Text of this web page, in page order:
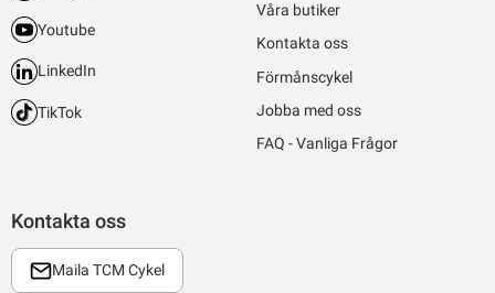
Kontakta oss
Maila TCM Cykel
Youtube
LinkedIn
TikTok
Våra butiker
Kontakta oss
Förmånscykel
Jobba med oss
FAQ - Vanliga Frågor